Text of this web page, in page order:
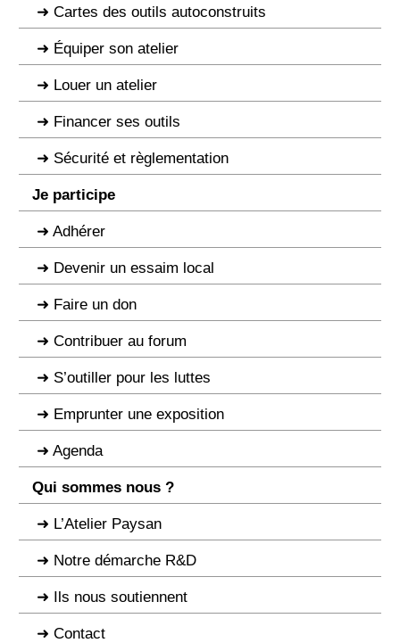
Cartes des outils autoconstruits
Équiper son atelier
Louer un atelier
Financer ses outils
Sécurité et règlementation
Je participe
Adhérer
Devenir un essaim local
Faire un don
Contribuer au forum
S’outiller pour les luttes
Emprunter une exposition
Agenda
Qui sommes nous ?
L’Atelier Paysan
Notre démarche R&D
Ils nous soutiennent
Contact